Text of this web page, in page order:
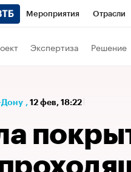
Мероприятия Отрасли
Экспертиза Решение
Дону , 12 фев, 18:22